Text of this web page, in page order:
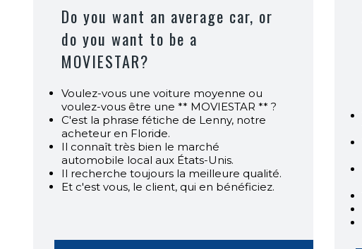
Do you want an average car, or
do you want to be a
MOVIESTAR?
Voulez-vous une voiture moyenne ou
voulez-vous être une ** MOVIESTAR ** ?
C'est la phrase fétiche de Lenny, notre
acheteur en Floride.
Il connaît très bien le marché
automobile local aux États-Unis.
Il recherche toujours la meilleure qualité.
Et c'est vous, le client, qui en bénéficiez.